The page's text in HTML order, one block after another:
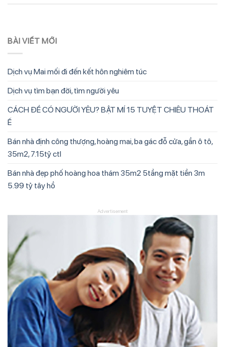
BÀI VIẾT MỚI
Dịch vụ Mai mối đi đến kết hôn nghiêm túc
Dịch vụ tìm bạn đời, tìm người yêu
CÁCH ĐỂ CÓ NGƯỜI YÊU? BẬT MÍ 15 TUYỆT CHIÊU THOÁT
Ế
Bán nhà định công thượng, hoàng mai, ba gác đỗ cửa, gần ô tô,
35m2, 7.15tỷ ctl
Bán nhà đẹp phố hoàng hoa thám 35m2 5tầng mặt tiền 3m
5.99 tỷ tây hồ
Advertisement